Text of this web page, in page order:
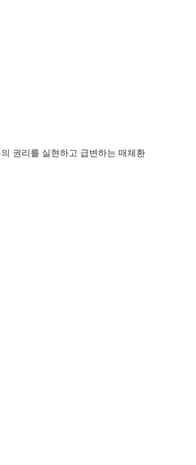
권리를 실현하고 급변하는 매체환